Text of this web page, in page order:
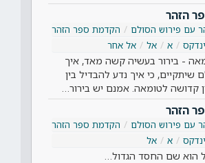
הזהר
עם פירוש הסולם
הקדמת ספר הזהר
א אל אל אחר
- בירור בעשיה קשה מאד, איך
שיתקיים, כי איך נדע להבדיל בין
קדושה לטומאה. אמנם יש בירור…
הזהר
עם פירוש הסולם
הקדמת ספר הזהר
א אל
שם החסד הגדול…